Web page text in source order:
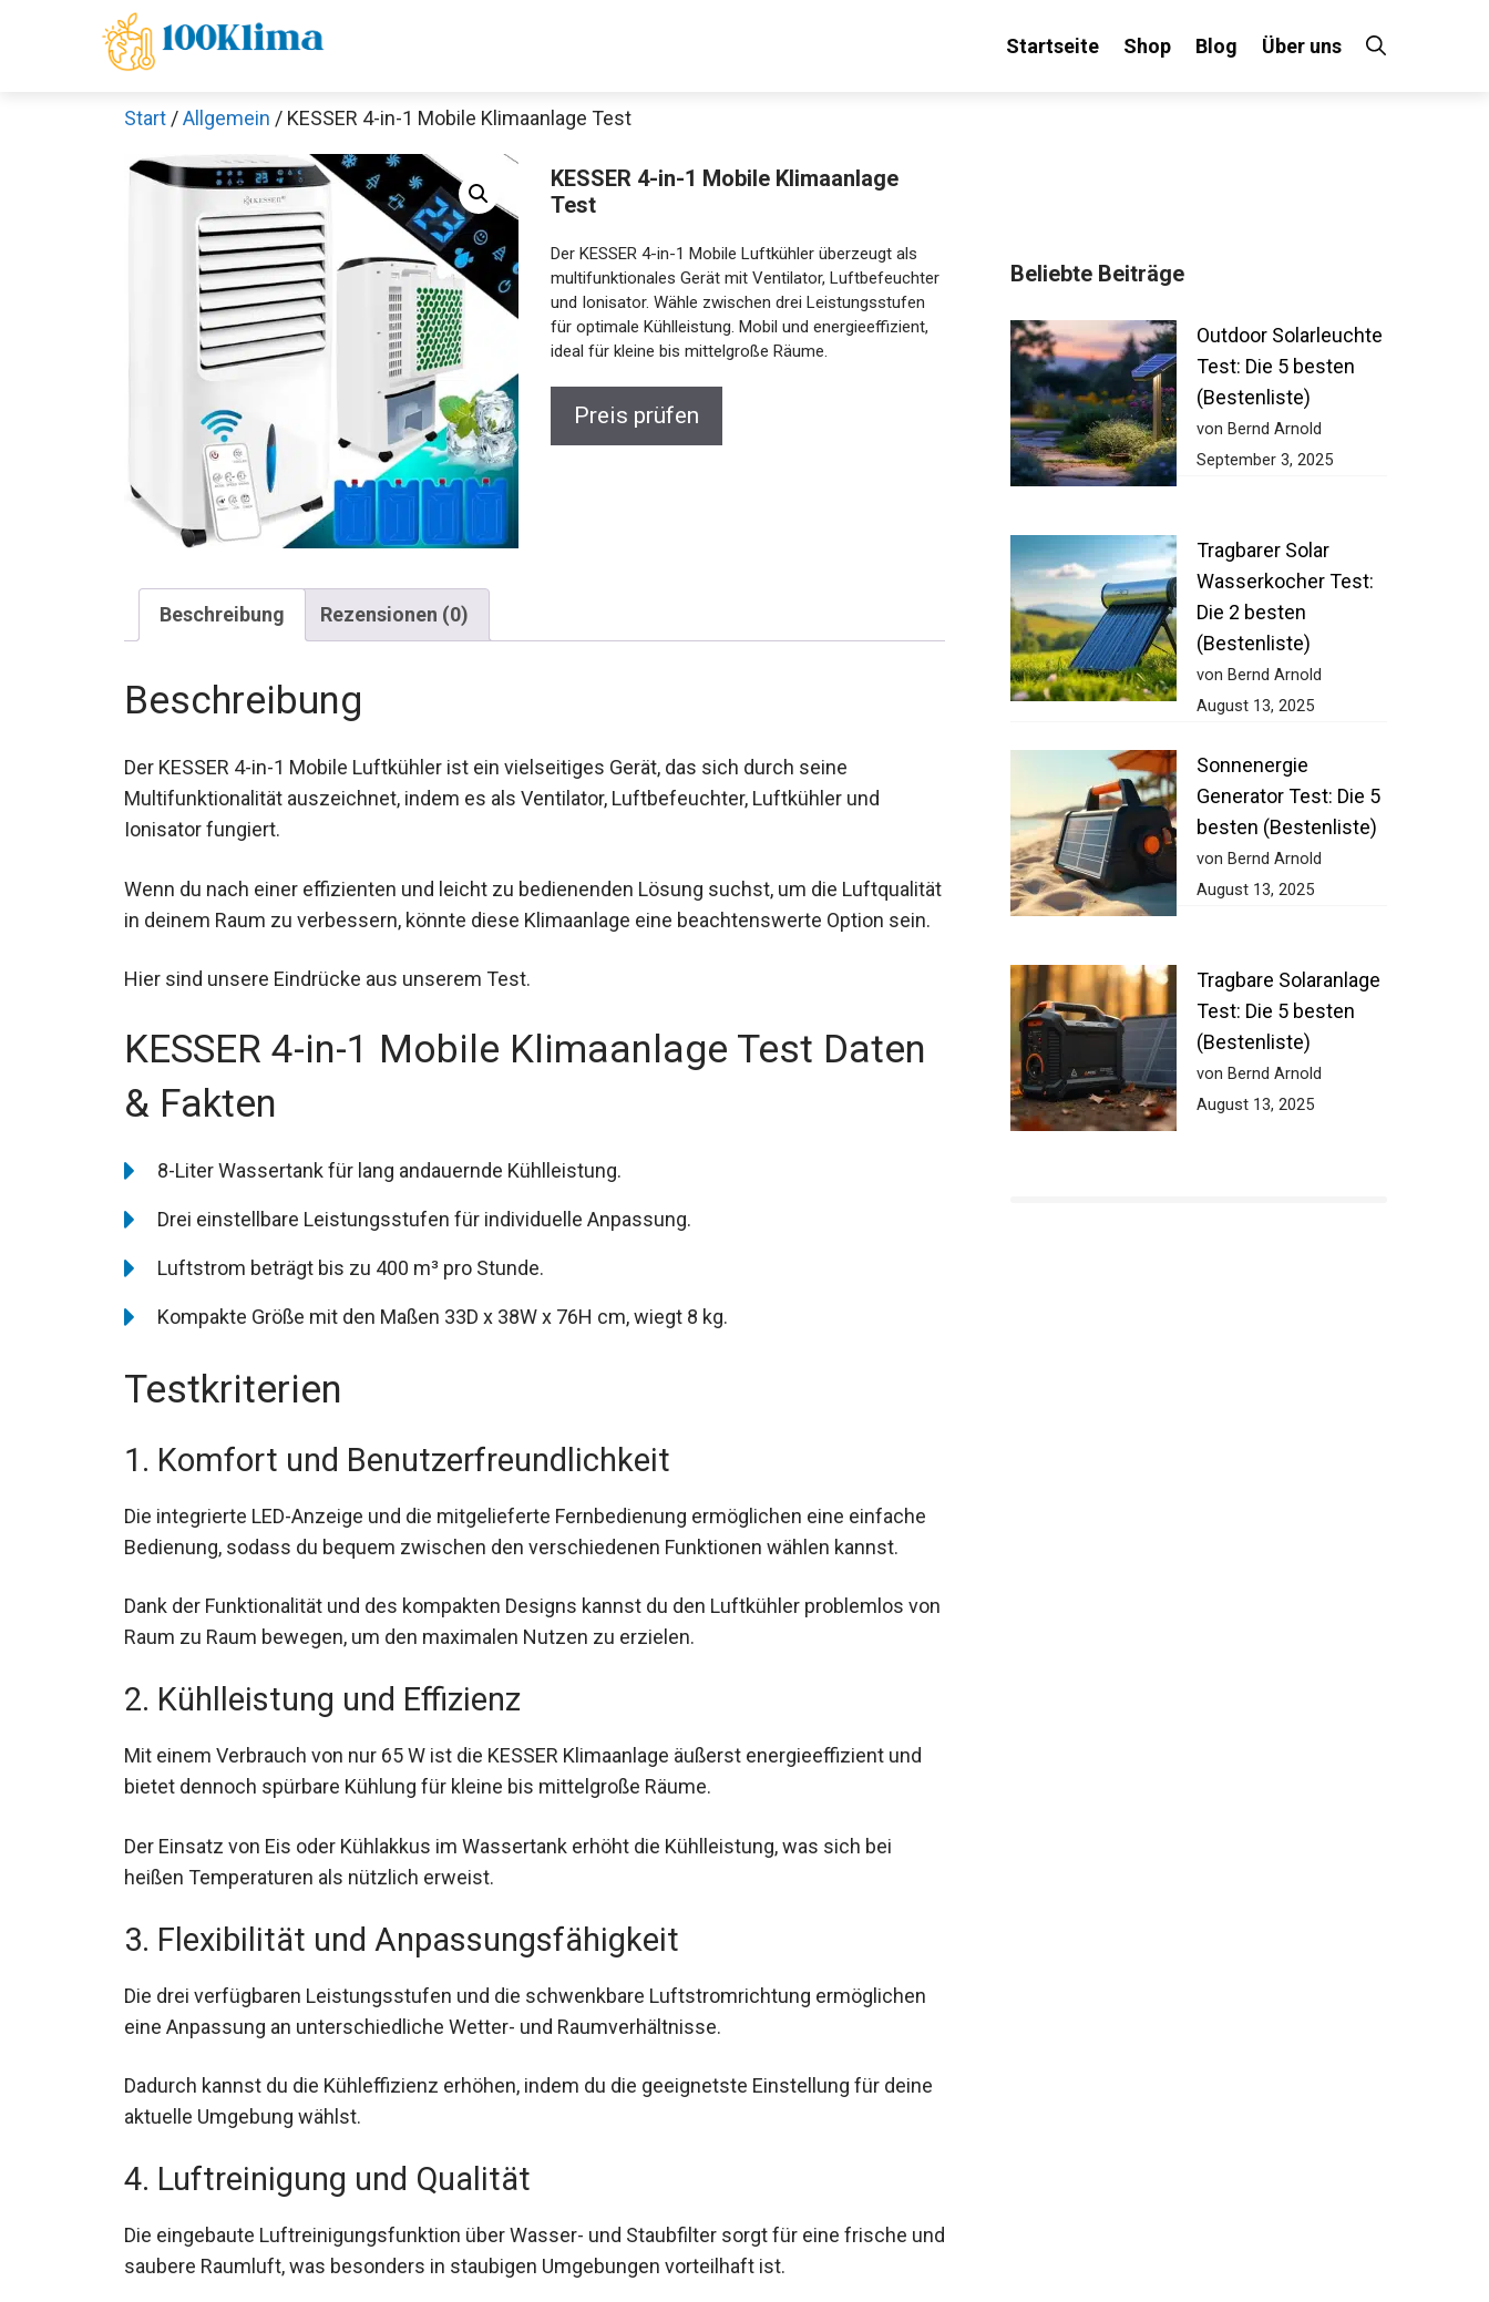
Startseite Shop Blog Über uns
Start /Allgemein / KESSER 4-in-1 Mobile Klimaanlage Test
KESSER 4-in-1 Mobile Klimaanlage
Test
Der KESSER 4-in-1 Mobile Luftkühler überzeugt als
multifunktionales Gerät mit Ventilator, Luftbefeuchter
und Ionisator. Wähle zwischen drei Leistungsstufen
für optimale Kühlleistung. Mobil und energieeffizient,
ideal für kleine bis mittelgroße Räume.
Preis prüfen
Beschreibung Rezensionen (0)
Beschreibung
Der KESSER 4-in-1 Mobile Luftkühler ist ein vielseitiges Gerät, das sich durch seine
Multifunktionalität auszeichnet, indem es als Ventilator, Luftbefeuchter, Luftkühler und
Ionisator fungiert.
Wenn du nach einer effizienten und leicht zu bedienenden Lösung suchst, um die Luftqualität
in deinem Raum zu verbessern, könnte diese Klimaanlage eine beachtenswerte Option sein.
Hier sind unsere Eindrücke aus unserem Test.
KESSER 4-in-1 Mobile Klimaanlage Test Daten
& Fakten
8-Liter Wassertank für lang andauernde Kühlleistung.
Drei einstellbare Leistungsstufen für individuelle Anpassung.
Luftstrom beträgt bis zu 400 m³ pro Stunde.
Kompakte Größe mit den Maßen 33D x 38W x 76H cm, wiegt 8 kg.
Testkriterien
1. Komfort und Benutzerfreundlichkeit
Die integrierte LED-Anzeige und die mitgelieferte Fernbedienung ermöglichen eine einfache
Bedienung, sodass du bequem zwischen den verschiedenen Funktionen wählen kannst.
Dank der Funktionalität und des kompakten Designs kannst du den Luftkühler problemlos von
Raum zu Raum bewegen, um den maximalen Nutzen zu erzielen.
2. Kühlleistung und Effizienz
Mit einem Verbrauch von nur 65 W ist die KESSER Klimaanlage äußerst energieeffizient und
bietet dennoch spürbare Kühlung für kleine bis mittelgroße Räume.
Der Einsatz von Eis oder Kühlakkus im Wassertank erhöht die Kühlleistung, was sich bei
heißen Temperaturen als nützlich erweist.
3. Flexibilität und Anpassungsfähigkeit
Die drei verfügbaren Leistungsstufen und die schwenkbare Luftstromrichtung ermöglichen
eine Anpassung an unterschiedliche Wetter- und Raumverhältnisse.
Dadurch kannst du die Kühleffizienz erhöhen, indem du die geeignetste Einstellung für deine
aktuelle Umgebung wählst.
4. Luftreinigung und Qualität
Die eingebaute Luftreinigungsfunktion über Wasser- und Staubfilter sorgt für eine frische und
saubere Raumluft, was besonders in staubigen Umgebungen vorteilhaft ist.
Beliebte Beiträge
Outdoor Solarleuchte
Test: Die 5 besten
(Bestenliste)
von Bernd Arnold
September 3, 2025
Tragbarer Solar
Wasserkocher Test:
Die 2 besten
(Bestenliste)
von Bernd Arnold
August 13, 2025
Sonnenergie
Generator Test: Die 5
besten (Bestenliste)
von Bernd Arnold
August 13, 2025
Tragbare Solaranlage
Test: Die 5 besten
(Bestenliste)
von Bernd Arnold
August 13, 2025